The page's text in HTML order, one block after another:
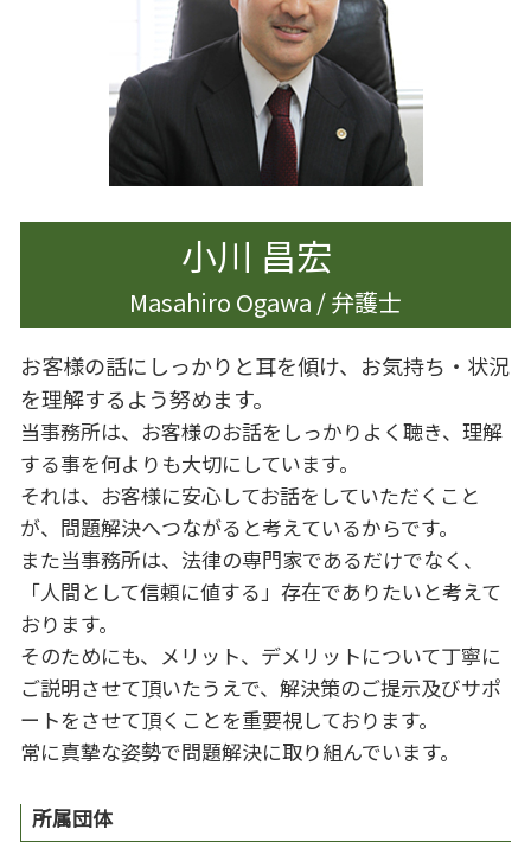
遺言書作成 杉並区
相続 遺産分割協議書
遺産分割 新たな財産
離婚したい 男
離婚調停 弁護士
離婚 慰謝料 相場
離婚 男
離婚 慰謝料
財産分与 時効
小川 昌宏
Masahiro Ogawa / 弁護士
お客様の話にしっかりと耳を傾け、お気持ち・状況
を理解するよう努めます。
当事務所は、お客様のお話をしっかりよく聴き、理解
する事を何よりも大切にしています。
それは、お客様に安心してお話をしていただくこと
が、問題解決へつながると考えているからです。
また当事務所は、法律の専門家であるだけでなく、
「人間として信頼に値する」存在でありたいと考えて
おります。
そのためにも、メリット、デメリットについて丁寧に
ご説明させて頂いたうえで、解決策のご提示及びサポ
ートをさせて頂くことを重要視しております。
常に真摯な姿勢で問題解決に取り組んでいます。
所属団体